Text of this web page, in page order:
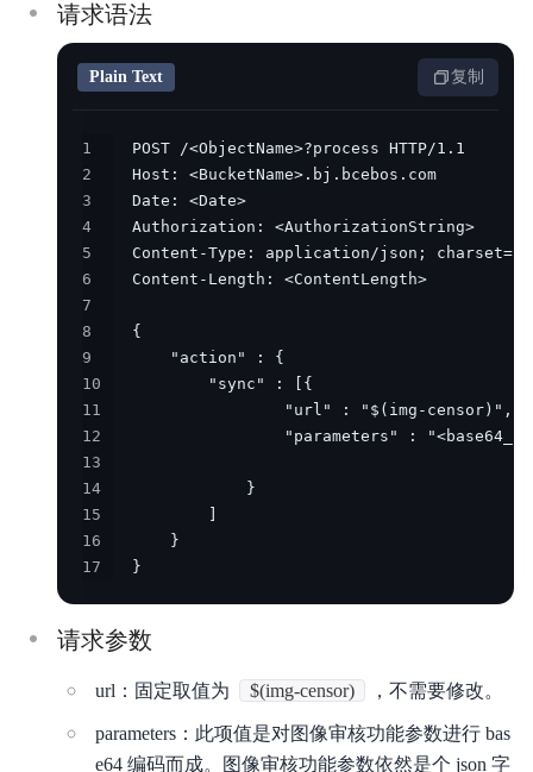
快速入门
控制台操作指南
开发者指南
数据处理
数据湖存储
数据魔方
内容审核
API参考
AWS S3 兼容
常见问题
请求语法
Plain Text 复制
1
2
3
4
5
6
7
8
9
10
11
12
13
14
15
16
17
  }
请求参数
url：固定取值为 $(img-censor) ，不需要修改。
parameters：此项值是对图像审核功能参数进行 bas
e64 编码而成。图像审核功能参数依然是个 json 字